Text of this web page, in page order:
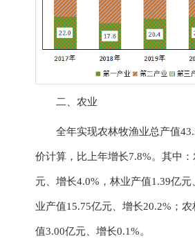
二、农业
全年实现农林牧渔业总产值
价计算，比上年增长7.8%。其中：
元、 增长4.0% ， 林业产值1.39亿元
业产值15.75亿元、 增长20.2%；农
值3.00亿元、 增长0.1%。